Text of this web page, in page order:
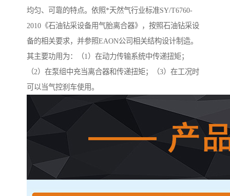
均匀、可靠的特点。依照*天然气行业标准SY/T6760-
2010《石油钻采设备用气胎离合器》，按照石油钻采设
备的相关要求，并参照EAON公司相关结构设计制造。
其主要功用为：（1）在动力传输系统中传递扭矩；
（2）在泵组中充当离合器和传递扭矩；（3）在工况时
可以当气控刹车使用。